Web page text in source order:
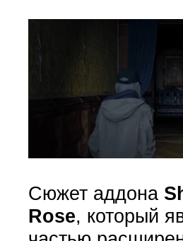
Сюжет аддона
Rose, который